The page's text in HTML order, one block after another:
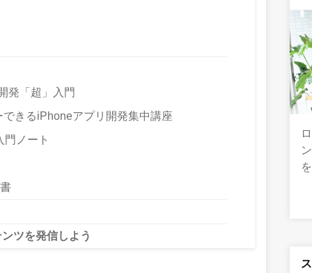
発「超」入門
きるiPhoneアプリ開発集中講座
ノート
ツを発信しよう